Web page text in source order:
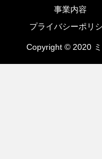
事業内容
プライバシーポリ
Copyright © 2020